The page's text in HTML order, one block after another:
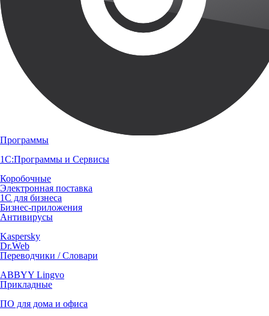
Программы
1С:Программы и Сервисы
Коробочные
Электронная поставка
1С для бизнеса
Бизнес-приложения
Антивирусы
Kaspersky
Dr.Web
Переводчики / Словари
ABBYY Lingvo
Прикладные
ПО для дома и офиса